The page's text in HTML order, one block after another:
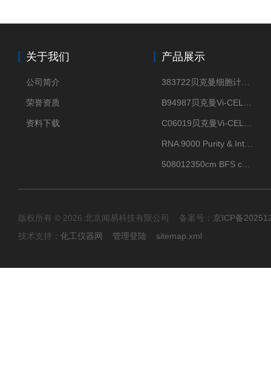
关于我们
公司简介
荣誉资质
资料下载
产品展示
版权所有 © 2026 北京闻易科技有限公司 备案号： 京ICP备
技术支持： 化工仪器网 管理登陆 sitemap.xml